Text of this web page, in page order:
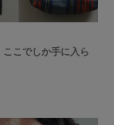
こでしか手に入ら